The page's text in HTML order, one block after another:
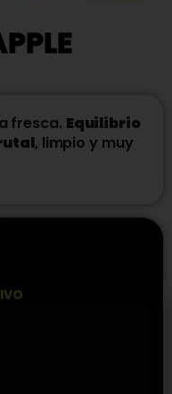
fresca. Equilibrio
, limpio y muy